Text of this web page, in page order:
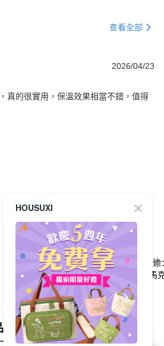
查看全部
2026/04/23
真的很實用，保溫效果相當不錯，值得
【HOUSUXI】304保
溫馬克杯專用上蓋【5
周年慶↘三件75折】
NT$169
【HOUSUXI】迪
系列-304保溫馬
400ml(款式任選)
年慶↘三件75折
NT$705
全站排行
HOUSUXI